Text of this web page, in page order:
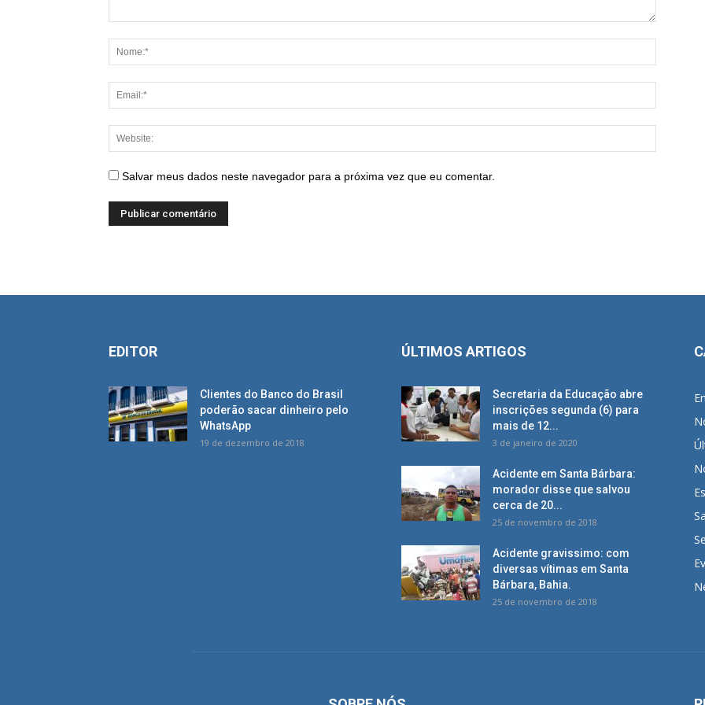
Salvar meus dados neste navegador para a próxima vez que eu comentar.
EDITOR
Clientes do Banco do Brasil
poderão sacar dinheiro pelo
WhatsApp
19 de dezembro de 2018
ÚLTIMOS ARTIGOS
Secretaria da Educação abre
inscrições segunda (6) para
mais de 12...
3 de janeiro de 2020
Acidente em Santa Bárbara:
morador disse que salvou
cerca de 20...
25 de novembro de 2018
Acidente gravissimo: com
diversas vítimas em Santa
Bárbara, Bahia.
25 de novembro de 2018